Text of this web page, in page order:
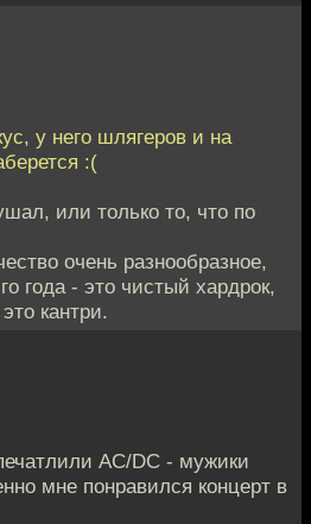
у него шлягеров и на
:(
или только то, что по
очень разнообразное,
года - это чистый хардрок,
кантри.
AC/DC - мужики
мне понравился концерт в